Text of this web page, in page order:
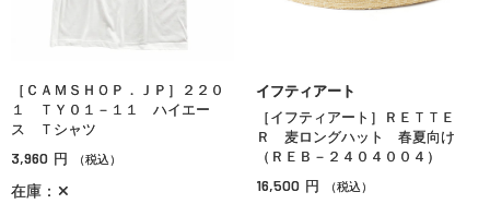
［ＣＡＭＳＨＯＰ．ＪＰ］２２０
１ ＴＹ０１－１１ ハイエー
ス Ｔシャツ
3,960 円 （税込）
在庫：✕
イフティアート
［イフティアート］ＲＥＴＴＥ
Ｒ 麦ロングハット 春夏向け
（ＲＥＢ－２４０４００４）
16,500 円 （税込）